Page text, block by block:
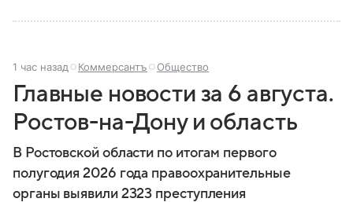
1 час назад Коммерсантъ Общество
Главные новости за 6 августа.
Ростов-на-Дону и область
В Ростовской области по итогам первого
полугодия 2026 года правоохранительные
органы выявили 2323 преступления